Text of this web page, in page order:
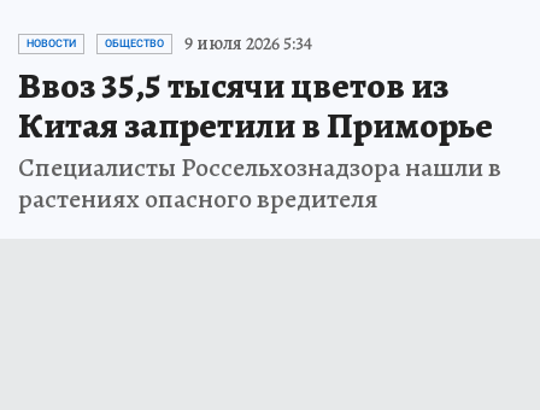
НОВОСТИ ОБЩЕСТВО 9 июля 2026 5:34
Ввоз 35,5 тысячи цветов из
Китая запретили в Приморье
Специалисты Россельхознадзора нашли в
растениях опасного вредителя